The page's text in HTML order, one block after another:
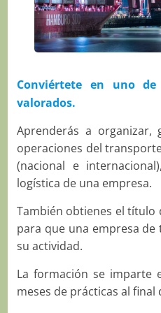
Conviértete en uno
valorados.
Aprenderás a
operaciones del
(nacional e
logística de una empresa.
También obtienes el título
para que una empresa
su actividad.
La formación se imparte
meses de prácticas al final